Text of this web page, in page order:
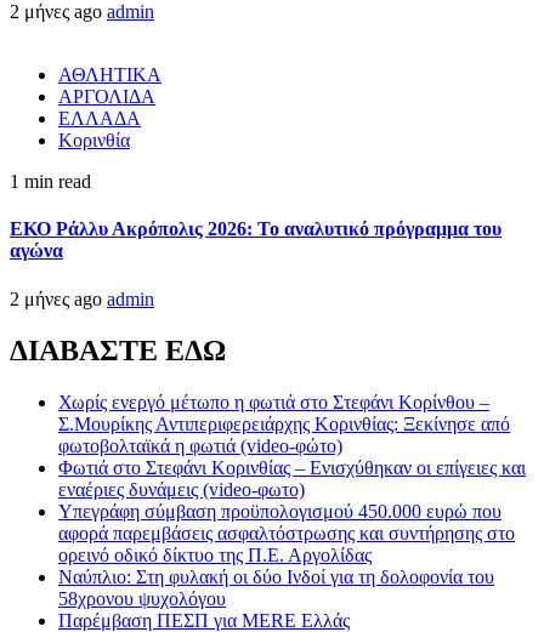
2 μήνες ago admin
ΑΘΛΗΤΙΚΑ
ΑΡΓΟΛΙΔΑ
ΕΛΛΑΔΑ
Κορινθία
1 min read
ΕΚΟ Ράλλυ Ακρόπολις 2026: Το αναλυτικό πρόγραμμα του
αγώνα
2 μήνες ago admin
ΔΙΑΒΑΣΤΕ ΕΔΩ
Χωρίς ενεργό μέτωπο η φωτιά στο Στεφάνι Κορίνθου –
Σ.Μουρίκης Αντιπεριφερειάρχης Κορινθίας: Ξεκίνησε από
φωτοβολταϊκά η φωτιά (video-φώτο)
Φωτιά στο Στεφάνι Κορινθίας – Ενισχύθηκαν οι επίγειες και
εναέριες δυνάμεις (video-φωτο)
Υπεγράφη σύμβαση προϋπολογισμού 450.000 ευρώ που
αφορά παρεμβάσεις ασφαλτόστρωσης και συντήρησης στο
ορεινό οδικό δίκτυο της Π.Ε. Αργολίδας
Ναύπλιο: Στη φυλακή οι δύο Ινδοί για τη δολοφονία του
58χρονου ψυχολόγου
Παρέμβαση ΠΕΣΠ για MERE Ελλάς